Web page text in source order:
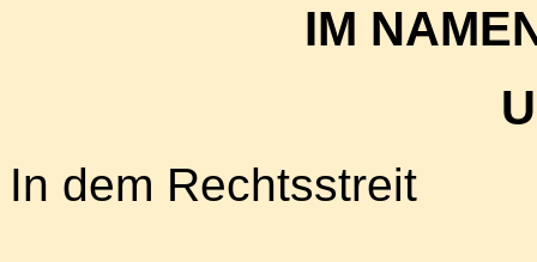
IM
In dem Rechtsstreit